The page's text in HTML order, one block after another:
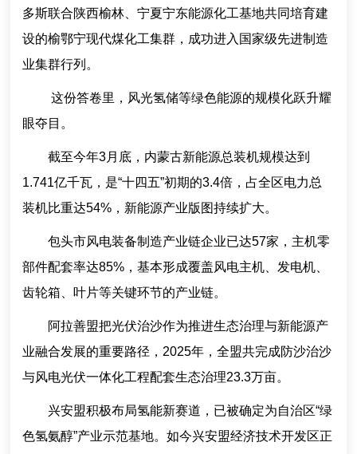
多斯联合陕西榆林、宁夏宁东能源化工基地共同培育建
设的榆鄂宁现代煤化工集群，成功进入国家级先进制造
业集群行列。
这份答卷里，风光氢储等绿色能源的规模化跃升耀
眼夺目。
截至今年3月底，内蒙古新能源总装机规模达到
1.741亿千瓦，是“十四五”初期的3.4倍，占全区电力总
装机比重达54%，新能源产业版图持续扩大。
包头市风电装备制造产业链企业已达57家，主机零
部件配套率达85%，基本形成覆盖风电主机、发电机、
齿轮箱、叶片等关键环节的产业链。
阿拉善盟把光伏治沙作为推进生态治理与新能源产
业融合发展的重要路径，2025年，全盟共完成防沙治沙
与风电光伏一体化工程配套生态治理23.3万亩。
兴安盟积极布局氢能新赛道，已被确定为自治区“绿
色氢氨醇”产业示范基地。如今兴安盟经济技术开发区正